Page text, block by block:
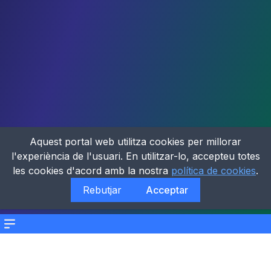
Menu
Aquest portal web utilitza cookies per millorar
l'experiència de l'usuari. En utilitzar-lo, accepteu totes
les cookies d'acord amb la nostra política de cookies.
Rebutjar
Acceptar